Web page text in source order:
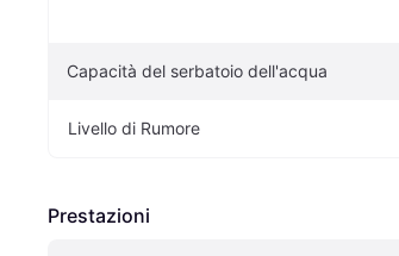
Capacità del serbatoio dell'acqua
Livello di Rumore
Prestazioni